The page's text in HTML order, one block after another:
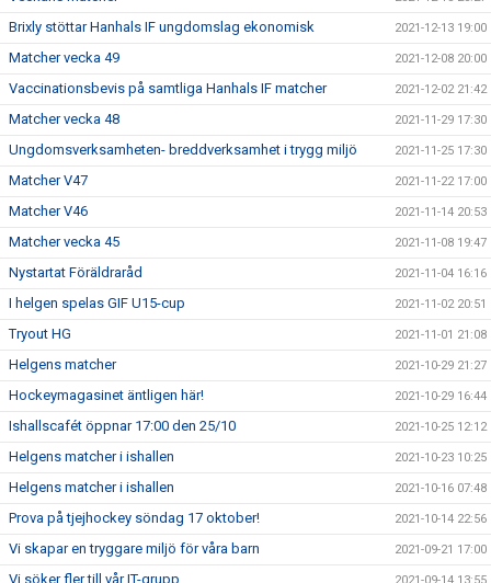
Brixly stöttar Hanhals IF ungdomslag ekonomisk 2021-12-13 19:00
Matcher vecka 49 2021-12-08 20:00
Vaccinationsbevis på samtliga Hanhals IF matcher 2021-12-02 21:42
Matcher vecka 48 2021-11-29 17:30
Ungdomsverksamheten- breddverksamhet i trygg miljö 2021-11-25 17:30
Matcher V47 2021-11-22 17:00
Matcher V46 2021-11-14 20:53
Matcher vecka 45 2021-11-08 19:47
Nystartat Föräldraråd 2021-11-04 16:16
I helgen spelas GIF U15-cup 2021-11-02 20:51
Tryout HG 2021-11-01 21:08
Helgens matcher 2021-10-29 21:27
Hockeymagasinet äntligen här! 2021-10-29 16:44
Ishallscafét öppnar 17:00 den 25/10 2021-10-25 12:12
Helgens matcher i ishallen 2021-10-23 10:25
Helgens matcher i ishallen 2021-10-16 07:48
Prova på tjejhockey söndag 17 oktober! 2021-10-14 22:56
Vi skapar en tryggare miljö för våra barn 2021-09-21 17:00
Vi söker fler till vår IT-grupp